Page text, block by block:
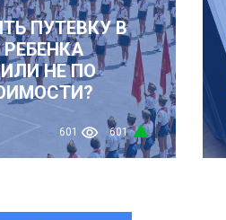
ПУТЕВКУ В
НЕ ПО
601 601